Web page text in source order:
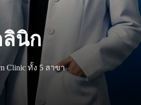
นิก
Clinic ทั้ง 5 สาขา